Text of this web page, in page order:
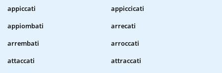
appiccati
appiccicati
appiombati
arrecati
arrembati
arroccati
attaccati
attraccati